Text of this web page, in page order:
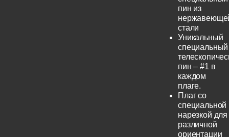
пин из
стали
Уникальный
специальный
пин – #1 в
каждом
плаге.
Плаг со
специальной
нарезкой для
различной
ориентации